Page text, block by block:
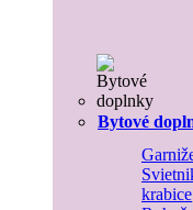
Bytové
krabice